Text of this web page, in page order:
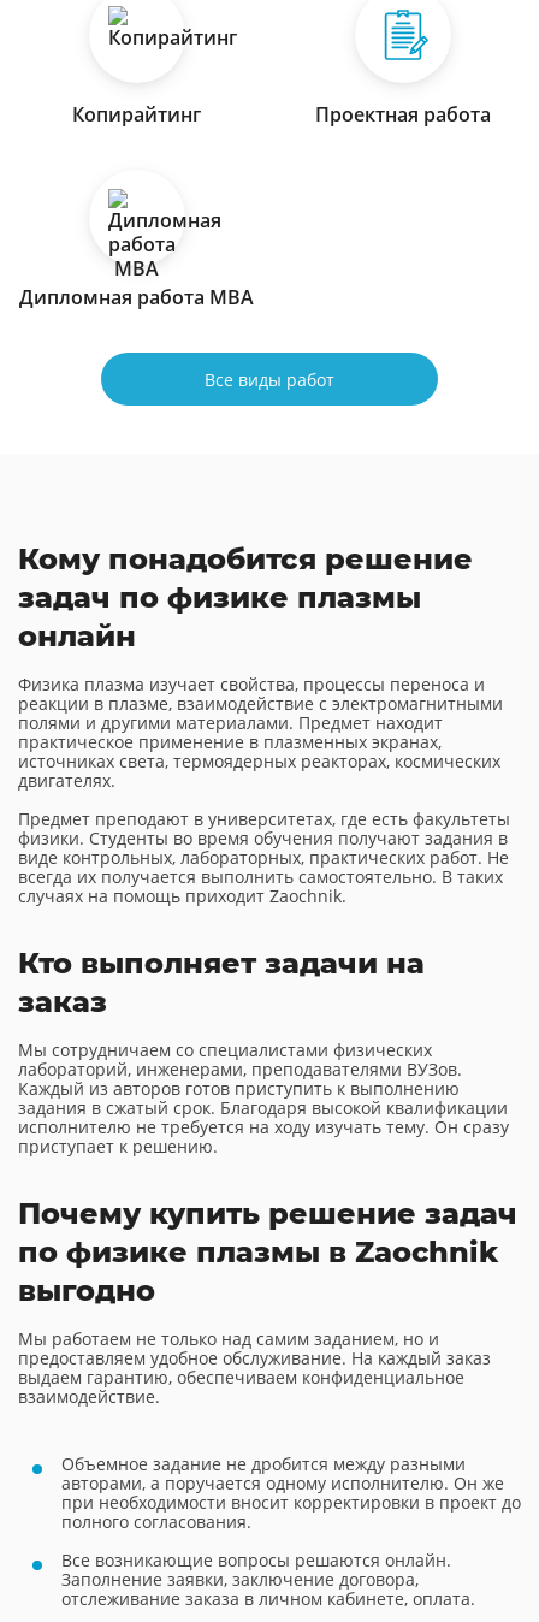
Копирайтинг Проектная работа
Дипломная работа МВА
Все виды работ
Кому понадобится решение
задач по физике плазмы
онлайн
Физика плазма изучает свойства, процессы переноса и
реакции в плазме, взаимодействие с электромагнитными
полями и другими материалами. Предмет находит
практическое применение в плазменных экранах,
источниках света, термоядерных реакторах, космических
двигателях.
Предмет преподают в университетах, где есть факультеты
физики. Студенты во время обучения получают задания в
виде контрольных, лабораторных, практических работ. Не
всегда их получается выполнить самостоятельно. В таких
случаях на помощь приходит Zaochnik.
Кто выполняет задачи на
заказ
Мы сотрудничаем со специалистами физических
лабораторий, инженерами, преподавателями ВУЗов.
Каждый из авторов готов приступить к выполнению
задания в сжатый срок. Благодаря высокой квалификации
исполнителю не требуется на ходу изучать тему. Он сразу
приступает к решению.
Почему купить решение задач
по физике плазмы в Zaochnik
выгодно
Мы работаем не только над самим заданием, но и
предоставляем удобное обслуживание. На каждый заказ
выдаем гарантию, обеспечиваем конфиденциальное
взаимодействие.
Объемное задание не дробится между разными
авторами, а поручается одному исполнителю. Он же
при необходимости вносит корректировки в проект до
полного согласования.
Все возникающие вопросы решаются онлайн.
Заполнение заявки, заключение договора,
отслеживание заказа в личном кабинете, оплата.